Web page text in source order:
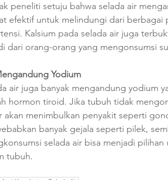
peneliti setuju bahwa selada air
efektif untuk melindungi dari berbagai
Kalsium pada selada air juga
dari orang-orang yang mengonsumsi
Yodium
air juga banyak mengandung yodium
hormon tiroid. Jika tubuh tidak
akan menimbulkan penyakit seperti
banyak gejala seperti pilek,
selada air bisa menjadi
tubuh.